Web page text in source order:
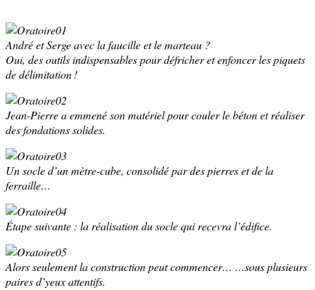
André et Serge avec la faucille et le marteau ?
Oui, des outils indispensables pour défricher et enfoncer les piquets
de délimitation !
Jean-Pierre a emmené son matériel pour couler le béton et réaliser
des fondations solides.
Un socle d’un mètre-cube, consolidé par des pierres et de la
ferraille…
Étape suivante : la réalisation du socle qui recevra l’édifice.
Alors seulement la construction peut commencer… …sous plusieurs
paires d’yeux attentifs.